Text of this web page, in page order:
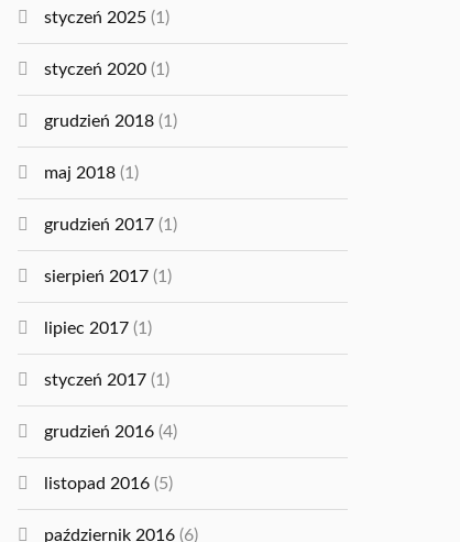
styczeń 2025 (1)
styczeń 2020 (1)
grudzień 2018 (1)
maj 2018 (1)
grudzień 2017 (1)
sierpień 2017 (1)
lipiec 2017 (1)
styczeń 2017 (1)
grudzień 2016 (4)
listopad 2016 (5)
październik 2016 (6)